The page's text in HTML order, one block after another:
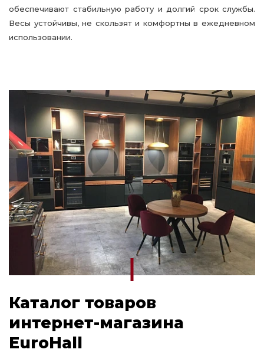
обеспечивают стабильную работу и долгий срок службы.
Весы устойчивы, не скользят и комфортны в ежедневном
использовании.
Каталог товаров
интернет-магазина
EuroHall